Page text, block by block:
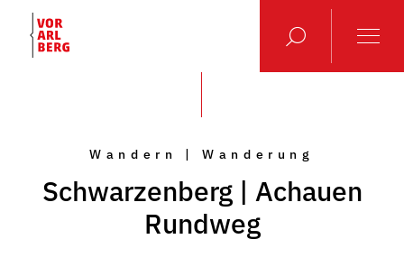
Wandern | Wanderung
Schwarzenberg | Achauen
Rundweg